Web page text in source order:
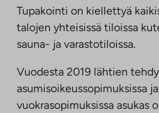
Tupakointi on kiellettyä
talojen yhteisissä tiloissa
sauna- ja varastotiloissa.
Vuodesta 2019 lähtien
asumisoikeussopimuksissa
vuokrasopimuksissa asukas